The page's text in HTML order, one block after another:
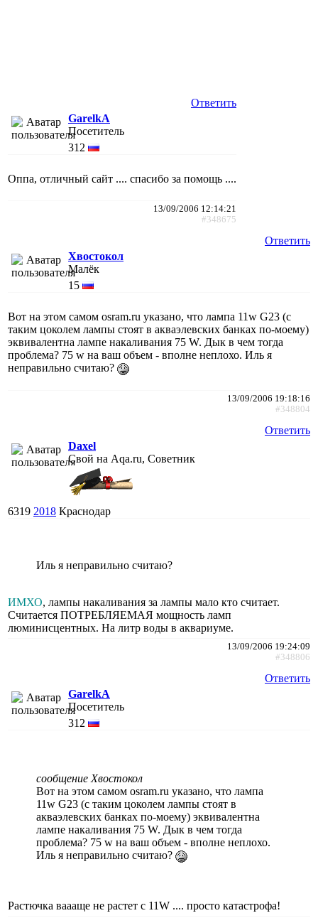
Ответить
GarelkA
Посетитель
312
Оппа, отличный сайт .... спасибо за помощь ....
13/09/2006 12:14:21
#348675
Ответить
Хвостокол
Малёк
15
Вот на этом самом osram.ru указано, что лампа 11w G23 (с
таким цоколем лампы стоят в акваэлевских банках по-моему)
эквивалентна лампе накаливания 75 W. Дык в чем тогда
проблема? 75 w на ваш объем - вполне неплохо. Иль я
неправильно считаю?
13/09/2006 19:18:16
#348804
Ответить
Daxel
Свой на Aqa.ru, Советник
6319 2018 Краснодар
Иль я неправильно считаю?
ИМХО, лампы накаливания за лампы мало кто считает.
Считается ПОТРЕБЛЯЕМАЯ мощность ламп
люминисцентных. На литр воды в аквариуме.
13/09/2006 19:24:09
#348806
Ответить
GarelkA
Посетитель
312
сообщение Хвостокол
Вот на этом самом osram.ru указано, что лампа
11w G23 (с таким цоколем лампы стоят в
акваэлевских банках по-моему) эквивалентна
лампе накаливания 75 W. Дык в чем тогда
проблема? 75 w на ваш объем - вполне неплохо.
Иль я неправильно считаю?
Растючка ваааще не растет с 11W .... просто катастрофа!